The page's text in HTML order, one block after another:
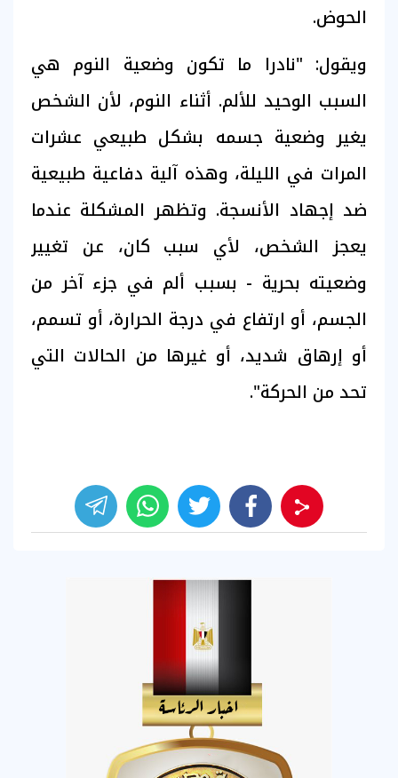
الحوض.
ويقول: "نادرا ما تكون وضعية النوم هي
السبب الوحيد للألم. أثناء النوم، لأن الشخص
يغير وضعية جسمه بشكل طبيعي عشرات
المرات في الليلة، وهذه آلية دفاعية طبيعية
ضد إجهاد الأنسجة. وتظهر المشكلة عندما
يعجز الشخص، لأي سبب كان، عن تغيير
وضعيته بحرية - بسبب ألم في جزء آخر من
الجسم، أو ارتفاع في درجة الحرارة، أو تسمم،
أو إرهاق شديد، أو غيرها من الحالات التي
تحد من الحركة".